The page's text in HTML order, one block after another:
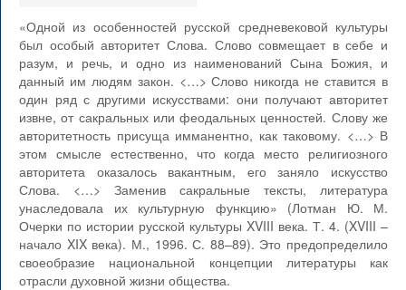
«Одной из особенностей русской средневековой культуры
был особый авторитет Слова. Слово совмещает в себе и
разум, и речь, и одно из наименований Сына Божия, и
данный им людям закон. <…> Слово никогда не ставится в
один ряд с другими искусствами: они получают авторитет
извне, от сакральных или феодальных ценностей. Слову же
авторитетность присуща имманентно, как таковому. <…> В
этом смысле естественно, что когда место религиозного
авторитета оказалось вакантным, его заняло искусство
Слова. <…> Заменив сакральные тексты, литература
унаследовала их культурную функцию» (Лотман Ю. М.
Очерки по истории русской культуры XVIII века. Т. 4. (XVIII –
начало XIX века). М., 1996. С. 88–89). Это предопределило
своеобразие национальной концепции литературы как
отрасли духовной жизни общества.